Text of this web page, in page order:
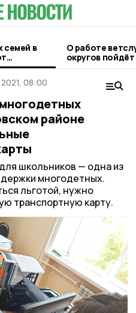
семей в
О работе
округов
08:00
районе
школьников — одна из
многодетных.
льготой, нужно
транспортную карту.